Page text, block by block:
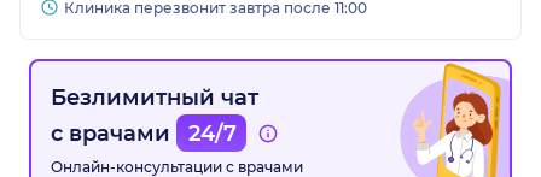
Клиника перезвонит завтра после 11:00
Безлимитный чат
с врачами
24/7
Онлайн-консультации с врачами